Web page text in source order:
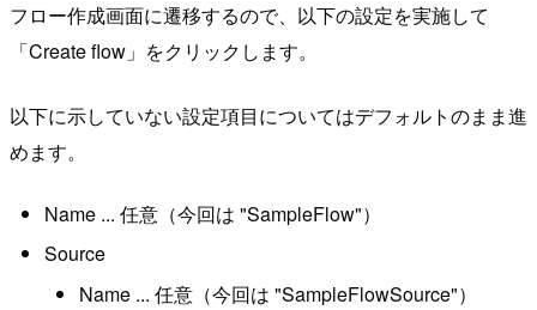
フロー作成画面に遷移するので、以下の設定を実施して
「Create flow」をクリックします。
以下に示していない設定項目についてはデフォルトのまま進
めます。
Name ... 任意（今回は "SampleFlow"）
Source
Name ... 任意（今回は "SampleFlowSource"）